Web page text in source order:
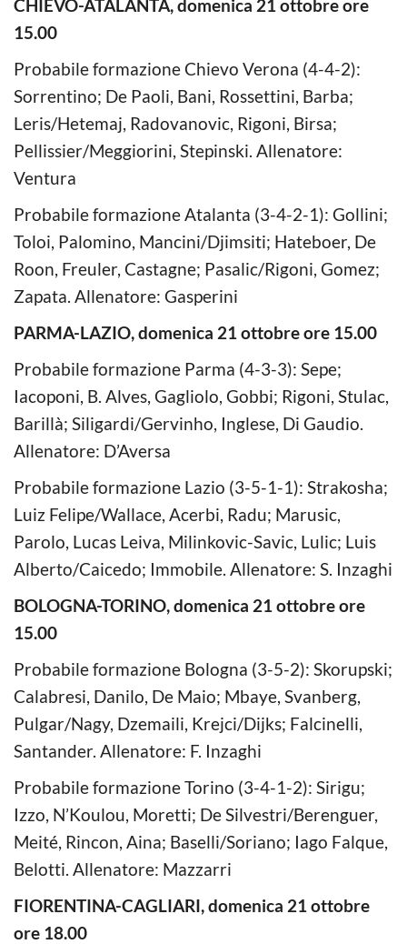
CHIEVO-ATALANTA, domenica 21 ottobre ore
15.00
Probabile formazione Chievo Verona (4-4-2):
Sorrentino; De Paoli, Bani, Rossettini, Barba;
Leris/Hetemaj, Radovanovic, Rigoni, Birsa;
Pellissier/Meggiorini, Stepinski. Allenatore:
Ventura
Probabile formazione Atalanta (3-4-2-1): Gollini;
Toloi, Palomino, Mancini/Djimsiti; Hateboer, De
Roon, Freuler, Castagne; Pasalic/Rigoni, Gomez;
Zapata. Allenatore: Gasperini
PARMA-LAZIO, domenica 21 ottobre ore 15.00
Probabile formazione Parma (4-3-3): Sepe;
Iacoponi, B. Alves, Gagliolo, Gobbi; Rigoni, Stulac,
Barillà; Siligardi/Gervinho, Inglese, Di Gaudio.
Allenatore: D’Aversa
Probabile formazione Lazio (3-5-1-1): Strakosha;
Luiz Felipe/Wallace, Acerbi, Radu; Marusic,
Parolo, Lucas Leiva, Milinkovic-Savic, Lulic; Luis
Alberto/Caicedo; Immobile. Allenatore: S. Inzaghi
BOLOGNA-TORINO, domenica 21 ottobre ore
15.00
Probabile formazione Bologna (3-5-2): Skorupski;
Calabresi, Danilo, De Maio; Mbaye, Svanberg,
Pulgar/Nagy, Dzemaili, Krejci/Dijks; Falcinelli,
Santander. Allenatore: F. Inzaghi
Probabile formazione Torino (3-4-1-2): Sirigu;
Izzo, N’Koulou, Moretti; De Silvestri/Berenguer,
Meité, Rincon, Aina; Baselli/Soriano; Iago Falque,
Belotti. Allenatore: Mazzarri
FIORENTINA-CAGLIARI, domenica 21 ottobre
ore 18.00